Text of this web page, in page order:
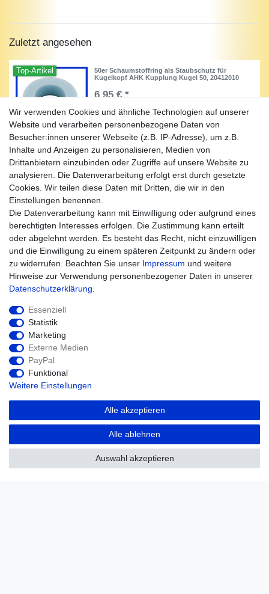
Zuletzt angesehen
Top-Artikel
50er Schaumstoffring als Staubschutz für
Kugelkopf AHK Kupplung Kugel 50, 20412010
6,95 € *
Artikel anzeigen
*inkl. ges. MwSt.zzgl.Versandkosten
Unternehmen
Kontakt
Datenschutz
AGB
Impressum
Einkaufen
Zahlungsarten
Versandarten & -kosten
Widerrufsrecht
Warenkorb
Zur Kasse
Hilfe
Impressum
Wir verwenden Cookies und ähnliche Technologien auf unserer
Website und verarbeiten personenbezogene Daten von
Besucher:innen unserer Webseite (z.B. IP-Adresse), um z.B.
Inhalte und Anzeigen zu personalisieren, Medien von
Drittanbietern einzubinden oder Zugriffe auf unsere Website zu
analysieren. Die Datenverarbeitung erfolgt erst durch gesetzte
Cookies. Wir teilen diese Daten mit Dritten, die wir in den
Einstellungen benennen.
Die Datenverarbeitung kann mit Einwilligung oder aufgrund eines
berechtigten Interesses erfolgen. Die Zustimmung kann erteilt
oder abgelehnt werden. Es besteht das Recht, nicht einzuwilligen
und die Einwilligung zu einem späteren Zeitpunkt zu ändern oder
zu widerrufen. Beachten Sie unser Impressum und weitere
Hinweise zur Verwendung personenbezogener Daten in unserer
Daten­schutz­erklärung
Essenziell
Statistik
Marketing
Externe Medien
PayPal
Funktional
Weitere Einstellungen
Alle akzeptieren
Alle ablehnen
Auswahl akzeptieren